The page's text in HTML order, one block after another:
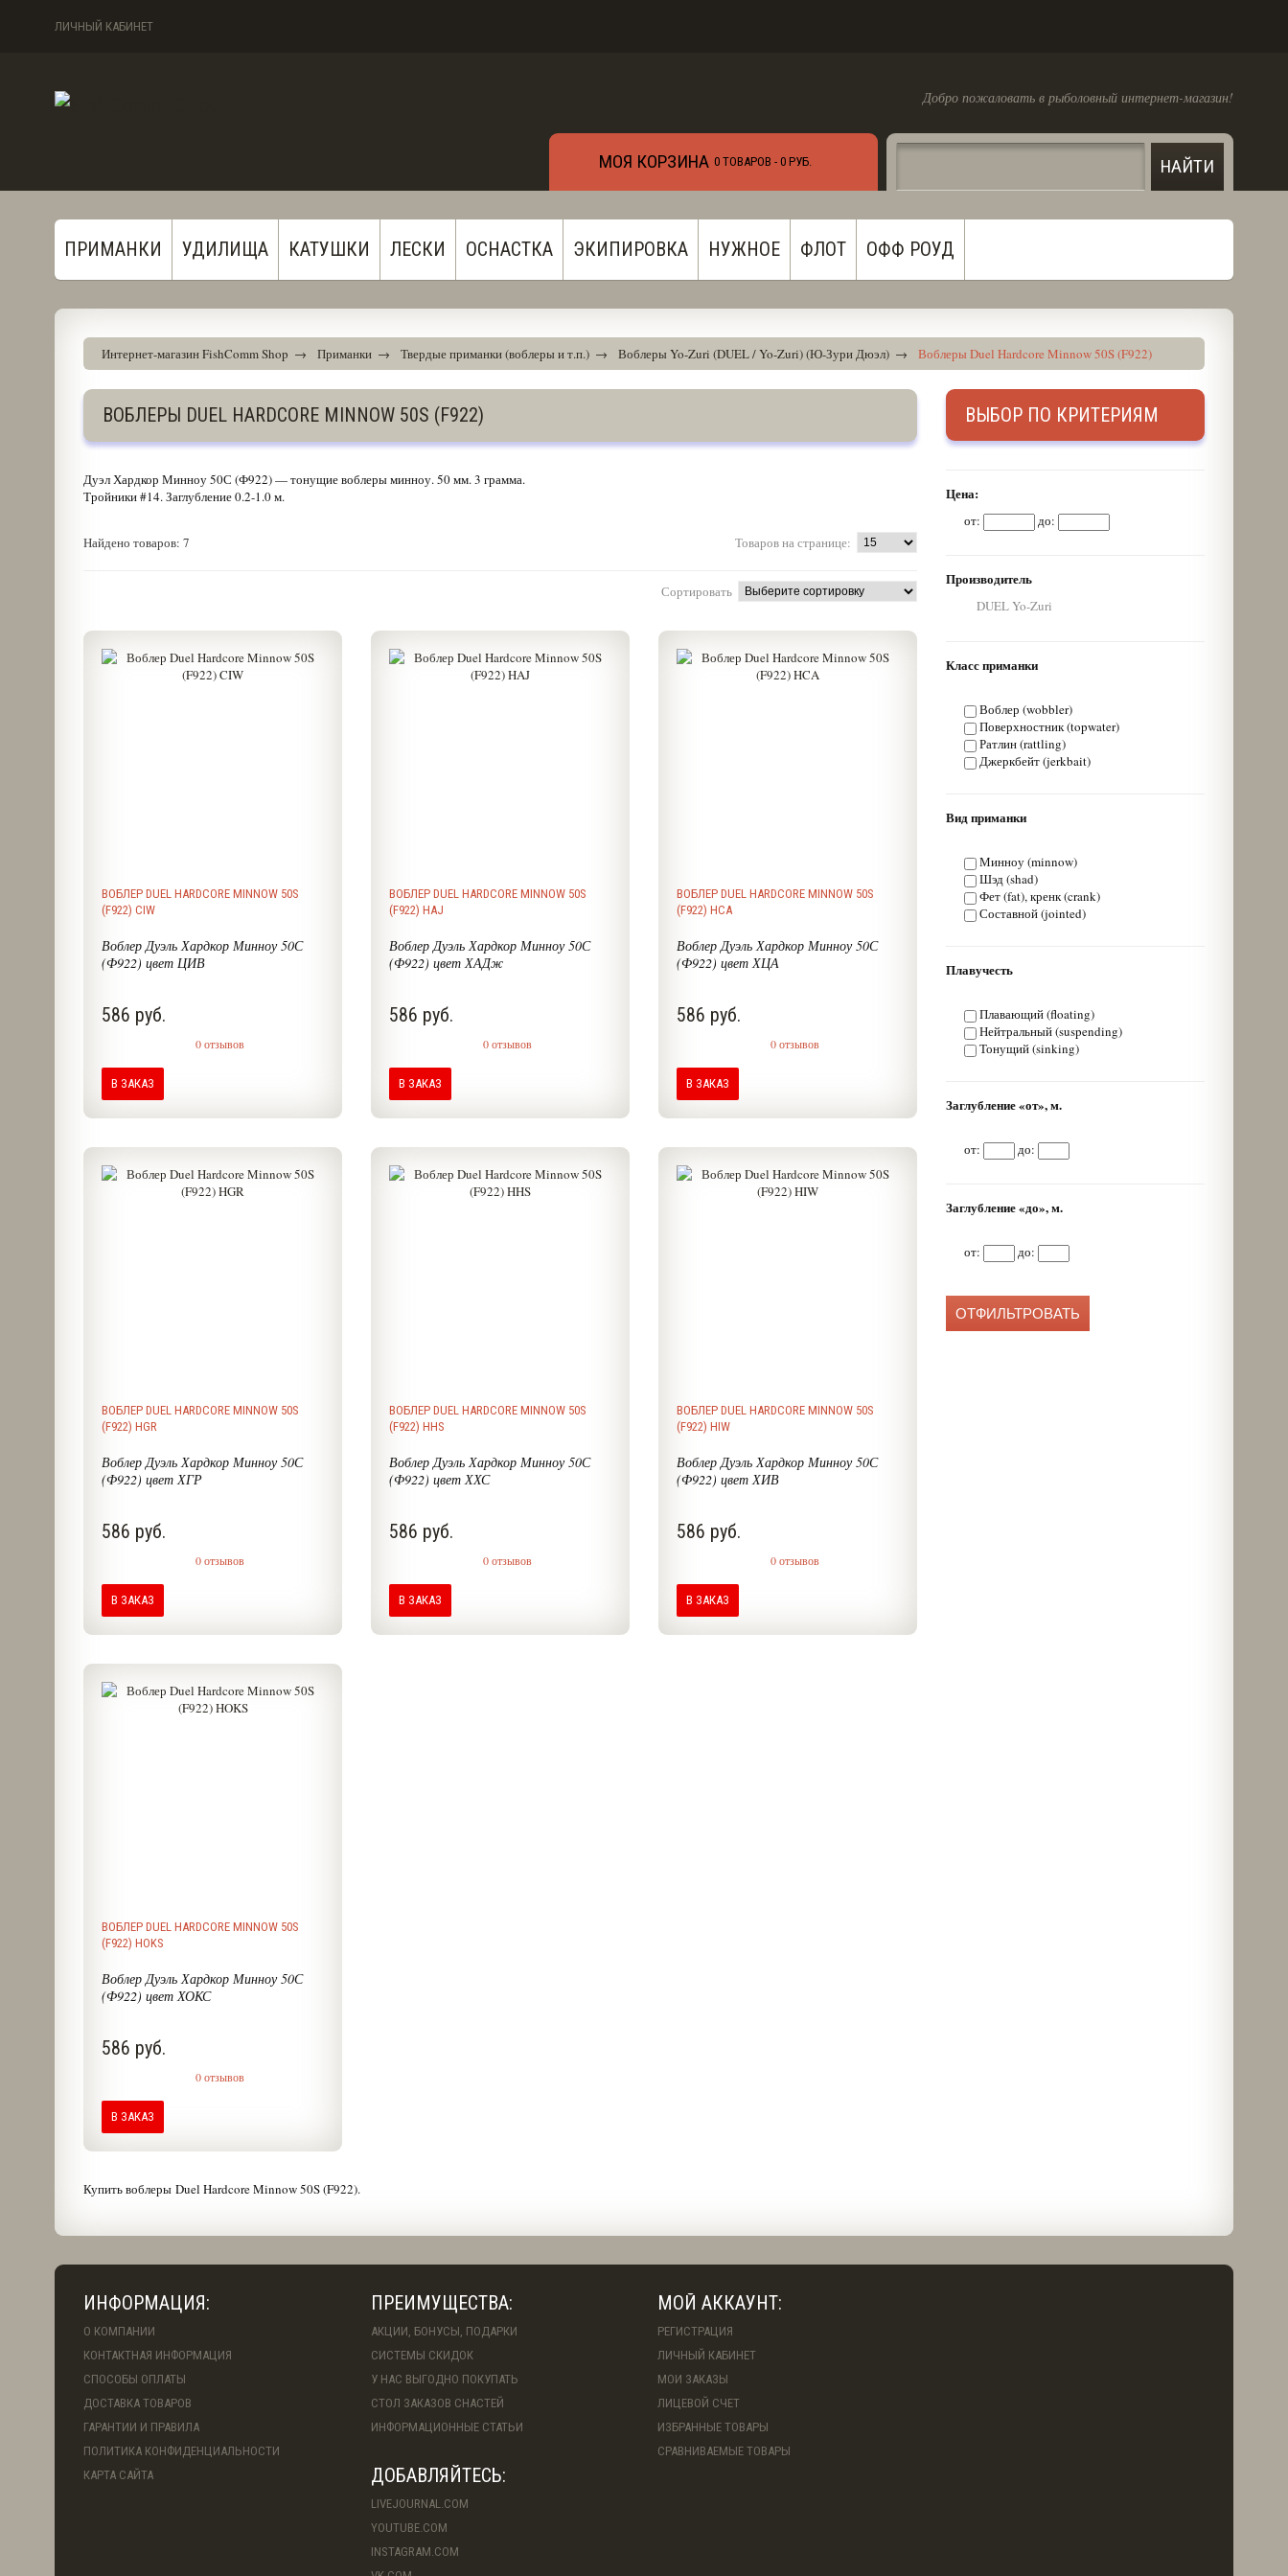
ЛИЧНЫЙ КАБИНЕТ
Добро пожаловать в рыболовный интернет-магазин!
МОЯ КОРЗИНА 0 ТОВАРОВ - 0 РУБ.
ПРИМАНКИ УДИЛИЩА КАТУШКИ ЛЕСКИ ОСНАСТКА ЭКИПИРОВКА НУЖНОЕ ФЛОТ ОФФ РОУД
Интернет-магазин FishComm Shop → Приманки → Твердые приманки (воблеры и т.п.) → Воблеры Yo-Zuri (DUEL / Yo-Zuri) (Ю-Зури Дюэл) → Воблеры Duel Hardcore Minnow 50S (F922)
ВОБЛЕРЫ DUEL HARDCORE MINNOW 50S (F922)
Дуэл Хардкор Минноу 50С (Ф922) — тонущие воблеры минноу. 50 мм. 3 грамма.
Тройники #14. Заглубление 0.2-1.0 м.
Найдено товаров: 7 Товаров на странице:
Сортировать
ВОБЛЕР DUEL HARDCORE MINNOW 50S
(F922) CIW
Воблер Дуэль Хардкор Минноу 50С
(Ф922) цвет ЦИВ
586 руб.
0 отзывов
В ЗАКАЗ
ВОБЛЕР DUEL HARDCORE MINNOW 50S
(F922) HAJ
Воблер Дуэль Хардкор Минноу 50С
(Ф922) цвет ХАДж
586 руб.
0 отзывов
В ЗАКАЗ
ВОБЛЕР DUEL HARDCORE MINNOW 50S
(F922) HCA
Воблер Дуэль Хардкор Минноу 50С
(Ф922) цвет ХЦА
586 руб.
0 отзывов
В ЗАКАЗ
ВОБЛЕР DUEL HARDCORE MINNOW 50S
(F922) HGR
Воблер Дуэль Хардкор Минноу 50С
(Ф922) цвет ХГР
586 руб.
0 отзывов
В ЗАКАЗ
ВОБЛЕР DUEL HARDCORE MINNOW 50S
(F922) HHS
Воблер Дуэль Хардкор Минноу 50С
(Ф922) цвет ХХС
586 руб.
0 отзывов
В ЗАКАЗ
ВОБЛЕР DUEL HARDCORE MINNOW 50S
(F922) HIW
Воблер Дуэль Хардкор Минноу 50С
(Ф922) цвет ХИВ
586 руб.
0 отзывов
В ЗАКАЗ
ВОБЛЕР DUEL HARDCORE MINNOW 50S
(F922) HOKS
Воблер Дуэль Хардкор Минноу 50С
(Ф922) цвет ХОКС
586 руб.
0 отзывов
В ЗАКАЗ
Купить воблеры Duel Hardcore Minnow 50S (F922).
ВЫБОР ПО КРИТЕРИЯМ
Цена:
от: до:
Производитель
DUEL Yo-Zuri
Класс приманки
Воблер (wobbler)
Поверхностник (topwater)
Ратлин (rattling)
Джеркбейт (jerkbait)
Вид приманки
Минноу (minnow)
Шэд (shad)
Фет (fat), кренк (crank)
Составной (jointed)
Плавучесть
Плавающий (floating)
Нейтральный (suspending)
Тонущий (sinking)
Заглубление «от», м.
от: до:
Заглубление «до», м.
от: до:
ИНФОРМАЦИЯ:
О КОМПАНИИ
КОНТАКТНАЯ ИНФОРМАЦИЯ
СПОСОБЫ ОПЛАТЫ
ДОСТАВКА ТОВАРОВ
ГАРАНТИИ И ПРАВИЛА
ПОЛИТИКА КОНФИДЕНЦИАЛЬНОСТИ
КАРТА САЙТА
ПРЕИМУЩЕСТВА:
АКЦИИ, БОНУСЫ, ПОДАРКИ
СИСТЕМЫ СКИДОК
У НАС ВЫГОДНО ПОКУПАТЬ
СТОЛ ЗАКАЗОВ СНАСТЕЙ
ИНФОРМАЦИОННЫЕ СТАТЬИ
МОЙ АККАУНТ:
РЕГИСТРАЦИЯ
ЛИЧНЫЙ КАБИНЕТ
МОИ ЗАКАЗЫ
ЛИЦЕВОЙ СЧЕТ
ИЗБРАННЫЕ ТОВАРЫ
СРАВНИВАЕМЫЕ ТОВАРЫ
ДОБАВЛЯЙТЕСЬ:
LIVEJOURNAL.COM
YOUTUBE.COM
INSTAGRAM.COM